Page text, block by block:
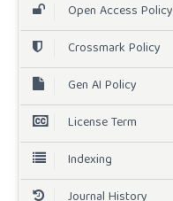
Open Access Policy
Crossmark Policy
Gen AI Policy
License Term
Indexing